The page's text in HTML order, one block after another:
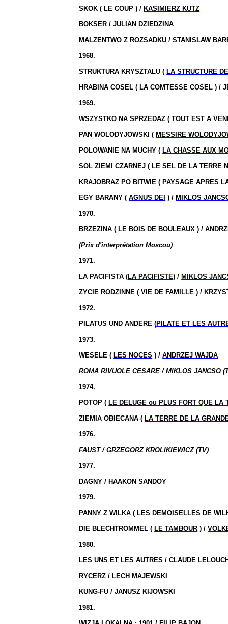
SKOK( LE COUP ) / KASIMIERZ KUTZ
BOKSER / JULIAN DZIEDZINA
MALZENTWO Z ROZSADKU / STANISLAW
1968.
STRUKTURA KRYSZTALU ( LA STRUCTURE
HRABINA COSEL( LA COMTESSECOSEL ) /
1969.
WSZYSTKO NA SPRZEDAZ (TOUT EST A
PAN WOLODYJOWSKI ( MESSIRE
POLOWANIE NA MUCHY ( LA CHASSE AUX
SOL ZIEMI CZARNEJ( LE SEL DE LA TERRE
KRAJOBRAZ PO BITWIE ( PAYSAGE APRES
EGY BARANY (AGNUS DEI ) / MIKLOS
1970.
BRZEZINA ( LE BOIS DE BOULEAUX ) /
(Prix d'interprétation Moscou)
1971.
LA PACIFISTA (LA PACIFISTE) / MIKLOS
ZYCIE RODZINNE (VIE DE FAMILLE ) /
1972.
PILATUS UND ANDERE (PILATE ET LES
1973.
WESELE ( LES NOCES ) /ANDRZEJ WAJDA
ROMA RIVUOLE CESARE /MIKLOS JANCSO
1974.
POTOP ( LE DELUGE ou PLUS FORT QUE LA
ZIEMIA OBIECANA ( LA TERRE DE LA
1976.
FAUST / GRZEGORZ KROLIKIEWICZ (TV)
1977.
DAGNY / HAAKON SANDOY
1979.
PANNY Z WILKA ( LES DEMOISELLES DE
DIE BLECHTROMMEL ( LE TAMBOUR ) /
1980.
LES UNS ET LES AUTRES /CLAUDE
RYCERZ / LECH MAJEWSKI
KUNG-FU /JANUSZ KIJOWSKI
1981.